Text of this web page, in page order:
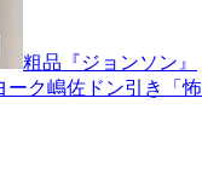
粗品『ジョンソン』
ーク嶋佐ドン引き「怖